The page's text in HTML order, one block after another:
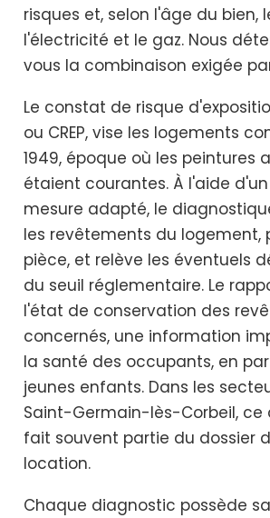
risques et, selon l'âge du bien,
l'électricité et le gaz. Nous
vous la combinaison exigée
Le constat de risque
ou CREP, vise les logements
1949, époque où les peintures
étaient courantes. À l'aide
mesure adapté, le
les revêtements du logement,
pièce, et relève les éventuels
du seuil réglementaire. Le
l'état de conservation des
concernés, une information
la santé des occupants, en
jeunes enfants. Dans les
Saint-Germain-lès-Corbeil, ce
fait souvent partie du dossier
location.
Chaque diagnostic possède